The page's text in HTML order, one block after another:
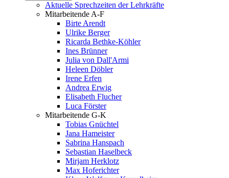
Aktuelle Sprechzeiten der Lehrkräfte
Mitarbeitende A-F
Birte Arendt
Ulrike Berger
Ricarda Bethke-Köhler
Ines Brünner
Julia von Dall'Armi
Heleen Döbler
Irene Erfen
Andrea Erwig
Elisabeth Flucher
Luca Förster
Mitarbeitende G-K
Tobias Gnüchtel
Jana Hameister
Sabrina Hanspach
Sebastian Haselbeck
Mirjam Herklotz
Max Hoferichter